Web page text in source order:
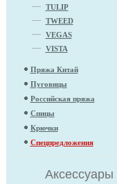
TULIP
TWEED
VEGAS
VISTA
Пряжа Китай
Пуговицы
Российская пряжа
Спицы
Крючки
Спецпредложения
Аксессуары